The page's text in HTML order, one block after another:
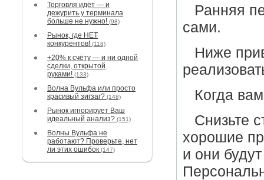
Торговля идёт — и
дежурить у терминала
больше не нужно! (98)
Рынок, где НЕТ
конкурентов! (118)
+20% к счёту — и ни одной
сделки, открытой
руками! (133)
Волна Вульфа или просто
красивый зигзаг? (148)
Рынок игнорирует Ваш
идеальный анализ? (151)
Волны Вульфа не
работают? Проверьте, нет
ли этих ошибок (147)
Ранняя
сами.
Ниже
Когда
Снизьте
хорошие
и они